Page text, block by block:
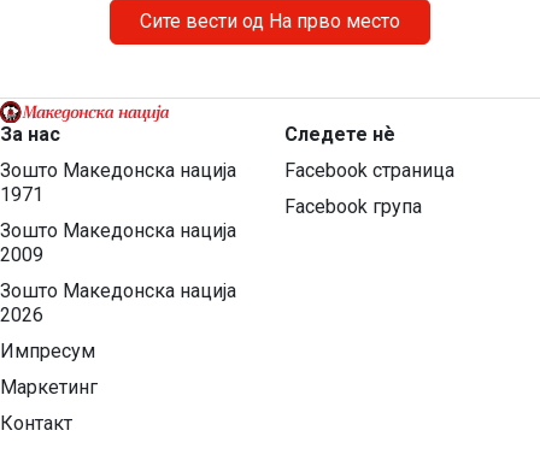
конференција на СДС е уште еден обид за создавање
хистерија и […]
Сите вести од На прво место
За нас
Зошто Македонска нација
1971
Зошто Македонска нација
2009
Зошто Македонска нација
2026
Импресум
Маркетинг
Контакт
Следете нѐ
Facebook страница
Facebook група